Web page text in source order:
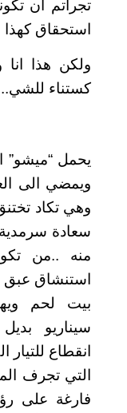
تجرأتم أن
استحقاق
ولكن هذا انا
كستناء للشي..
يحمل “ميشو”
ويمضي الى
وهي تكاد
سعادة سرمدية
منه ..من
استنشاق عبق
بيت لحم
سيناريو
انقطاع
التي تجرف
فارغة على